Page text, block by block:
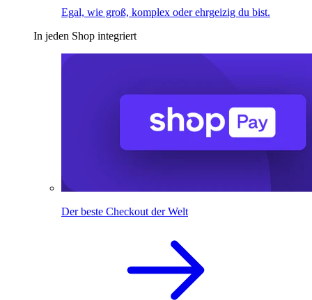
Egal, wie groß, komplex oder ehrgeizig du bist.
In jeden Shop integriert
Der beste Checkout der Welt